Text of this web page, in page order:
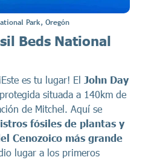
Park, Oregón
Beds National
es tu lugar! El John Day
situada a 140km de
de Mitchel. Aquí se
fósiles de plantas y
Cenozoico más grande
lugar a los primeros